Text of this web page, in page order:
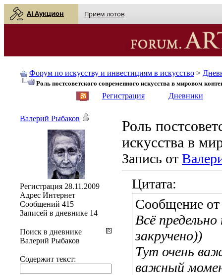
AI Аукцион Прием лотов
Форум по искусству и инвестициям в искусство >
Роль постсоветского современного искусства в мировом
Регистрация Дневники
Роль
искусства в
Запись от
Цитата:
Сообщение
Всё
закручено))
Тут очень
важный
Валерий Рыбаков
Регистрация 28.11.2009
Адрес Интернет
Сообщений 415
Записей в дневнике 14
Поиск в дневнике
Валерий Рыбаков
Содержит текст: